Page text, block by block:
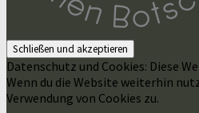
Datenschutz und Cookies: Diese
Wenn du die Website weiterhin
Verwendung von Cookies zu.